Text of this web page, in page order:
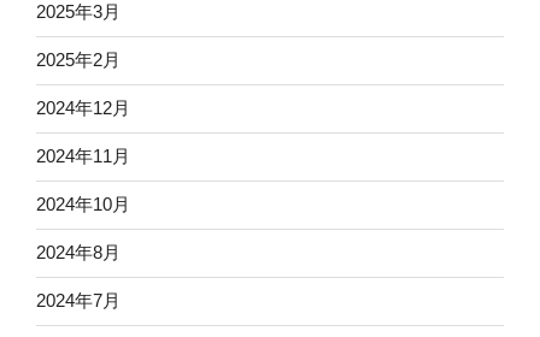
2025年3月
2025年2月
2024年12月
2024年11月
2024年10月
2024年8月
2024年7月